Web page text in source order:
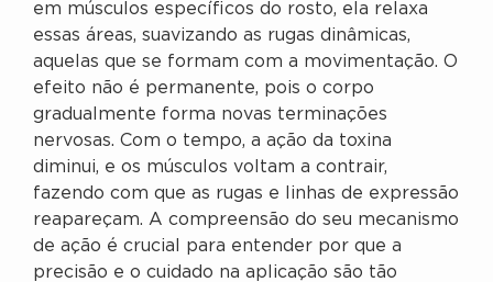
em músculos específicos do rosto, ela relaxa
essas áreas, suavizando as rugas dinâmicas,
aquelas que se formam com a movimentação. O
efeito não é permanente, pois o corpo
gradualmente forma novas terminações
nervosas. Com o tempo, a ação da toxina
diminui, e os músculos voltam a contrair,
fazendo com que as rugas e linhas de expressão
reapareçam. A compreensão do seu mecanismo
de ação é crucial para entender por que a
precisão e o cuidado na aplicação são tão